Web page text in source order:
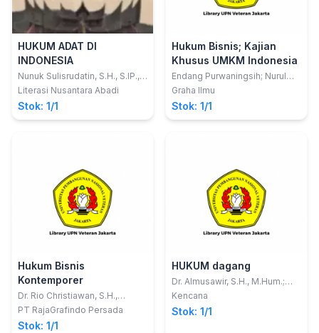
HUKUM ADAT DI
INDONESIA
Nunuk Sulisrudatin, S.H., S.IP.,
M.Si.; Lindri Purbowati, S.H.,
Cendhayanie, S.H., M.H.
Literasi Nusantara Abadi
Stok: 1/1
Hukum Bisnis; Kajian
Khusus UMKM Indonesia
Endang Purwaningsih; Nurul
Fajri Chikmawati; Muslikh
Graha Ilmu
Stok: 1/1
Hukum Bisnis
Kontemporer
Dr. Rio Christiawan, S.H.,
M.Hum., M.Kn.
PT RajaGrafindo Persada
Stok: 1/1
HUKUM dagang
Dr. Almusawir, S.H., M.Hum.;
dkk
Kencana
Stok: 1/1